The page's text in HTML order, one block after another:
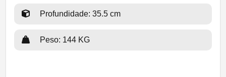
Profundidade: 35.5 cm
Peso: 144 KG